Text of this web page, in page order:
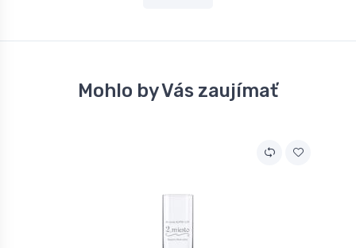
Mohlo by Vás zaujímať